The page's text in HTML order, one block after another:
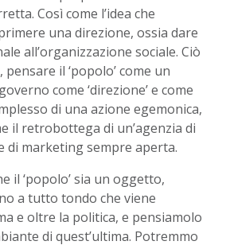
Così come l’idea che
una direzione, ossia dare
all’organizzazione sociale. Ciò
il ‘popolo’ come un
come ‘direzione’ e come
di una azione egemonica,
il retrobottega di un’agenzia di
di marketing sempre aperta.
il ‘popolo’ sia un oggetto,
a tutto tondo che viene
e oltre la politica, e pensiamolo
di quest’ultima. Potremmo